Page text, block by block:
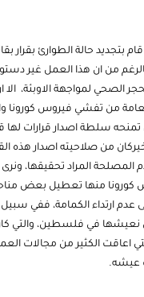
في الواقع نرى ان الرئيس الفلسطيني في 5/4/2020
العليا، بالرغم من ان هذا العمل
14 منه الى ضرورة الحجر الصحي
من تفشي فيروس كورونا
الاساسي التي تمنحه سلطة
من صلاحيته اصدار هذه
المصلحة المراد تحقيقها،
كورونا منها تعطيل بعض
ارتداء الكمامة، ففي
التي نعيشها في فلسطين،
الكثير من مجالات
عيشه.